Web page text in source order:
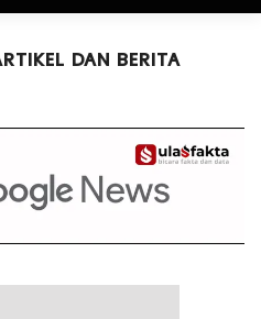
DAN BERITA